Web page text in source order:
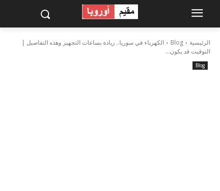
الرئيسية Blog
الكهرباء في سوريا.. زيادة بساعات التجهيز وهذه التفاصيل |
التوقيت قد يكون...
Blog